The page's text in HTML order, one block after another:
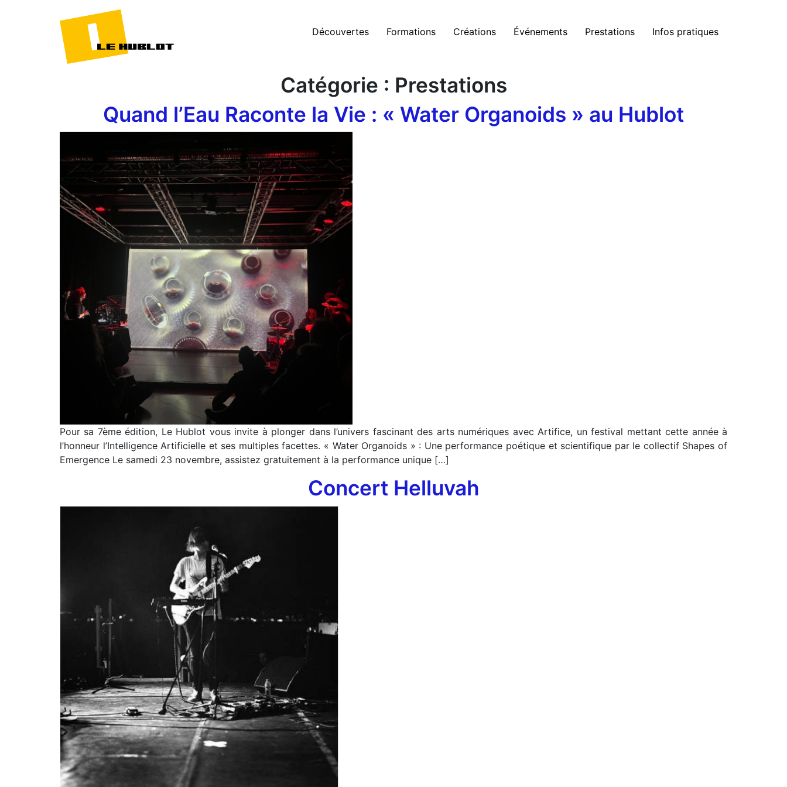
Découvertes Formations Créations Événements Prestations Infos pratiques
Catégorie : Prestations
Quand l’Eau Raconte la Vie : « Water Organoids » au Hublot
Pour sa 7ème édition, Le Hublot vous invite à plonger dans l’univers fascinant des arts numériques avec Artifice, un festival mettant cette année à
l’honneur l’Intelligence Artificielle et ses multiples facettes. « Water Organoids » : Une performance poétique et scientifique par le collectif Shapes of
Emergence Le samedi 23 novembre, assistez gratuitement à la performance unique […]
Concert Helluvah